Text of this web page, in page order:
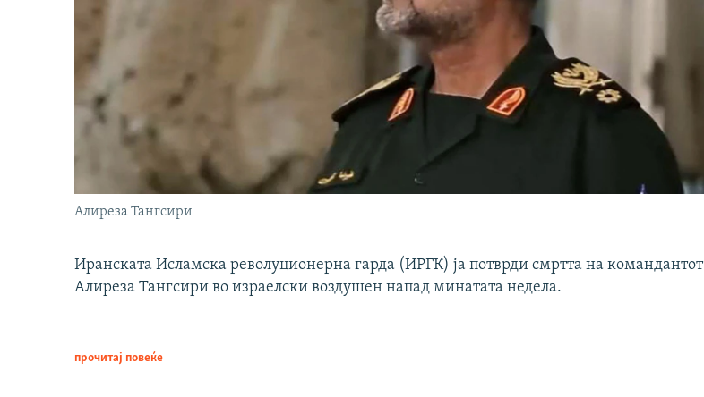
Алиреза Тангсири
Иранската Исламска револуционерна гарда (ИРГК) ја потврди смртта на командантот
Алиреза Тангсири во израелски воздушен напад минатата недела.
прочитај повеќе